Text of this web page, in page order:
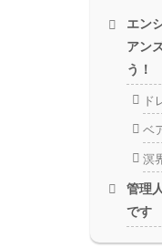
エン
アン
う！
ド
ベ
溟
管理
です